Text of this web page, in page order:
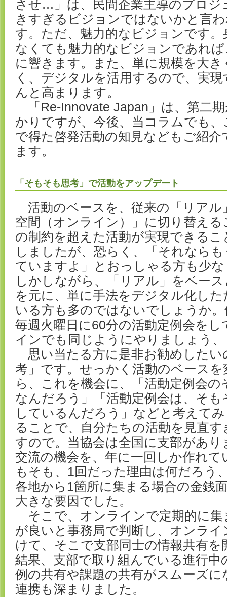
させ…」は、民間企業主導のプロジ
きすぎるビジョンではないかと言
す。ただ、魅力的なビジョンです
なくても魅力的なビジョンであれ
に響きます。また、単に規模を大
く、デジタルを活用するので、実
んと高まります。
「Re-Innovate Japan」は、第二
かりですが、今後、当コラムでも
で得た啓発活動の知見などもご紹
ます。
「そもそも思考」で活動をアップデート
活動のベースを、従来の「リアル
空間（オンライン）」に切り替え
の制約を超えた活動が実現できる
しましたが、恐らく、「それなら
ていますよ」とおっしゃる方も少
しかしながら、「リアル」をベー
を元に、単に手法をデジタル化し
いる方も多のではないでしょうか
毎週火曜日に60分の活動定例会を
インでも同じようにやりましょう
思い当たる方に是非お勧めしたい
考」です。せっかく活動のベース
ら、これを機会に、「活動定例会
なんだろう」「活動定例会は、そ
しているんだろう」などと考えて
ることで、自分たちの活動を見直
すので。当協会は全国に支部があり
交流の機会を、年に一回しか作れ
もそも、1回だった理由は何だろう
各地から1箇所に集まる場合の金銭
大きな要因でした。
そこで、オンラインで定期的に集
が良いと事務局で判断し、オンラ
けて、そこで支部同士の情報共有
結果、支部で取り組んでいる進行
例の共有や課題の共有がスムーズに
連携も深まりました。